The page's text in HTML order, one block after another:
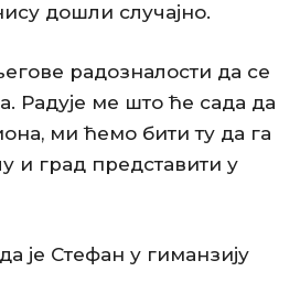
дошли случајно.
радозналости да се
Радује ме што ће сада да
ми ћемо бити ту да га
и град представити у
је Стефан у гиманзију